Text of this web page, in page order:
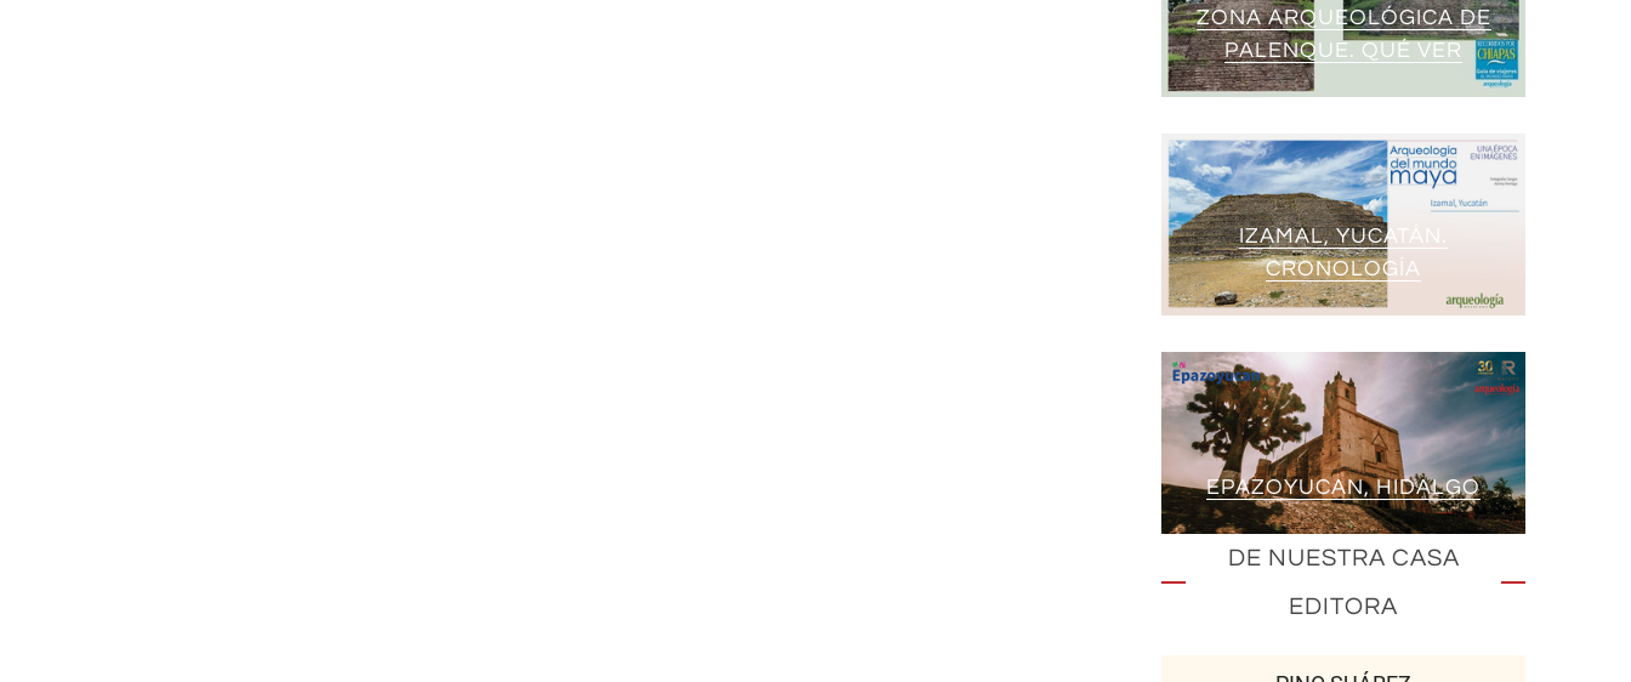
ZONA ARQUEOLÓGICA DE
PALENQUE. QUÉ VER
IZAMAL, YUCATÁN.
CRONOLOGÍA
EPAZOYUCAN, HIDALGO
DE NUESTRA CASA
EDITORA